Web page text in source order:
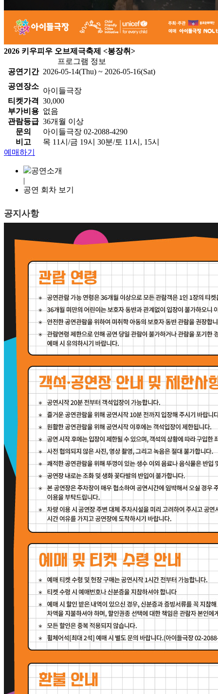
2026 키우피우 오브제극축제 <봉장취>
프로그램 정보
공연기간 2026-05-14(Thu) ~ 2026-05-16(Sat)
공연장소
아이들극장
티켓가격 30,000
부가비용 없음
관람등급 36개월 이상
문의
아이들극장 02-2088-4290
비고
목 11시/금 19시 30분/토 11시, 15시
예매하기
공연소개
|
공연 회차 보기
공지사항